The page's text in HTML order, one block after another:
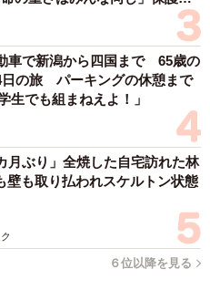
う？ 「退職金額の多さ」より